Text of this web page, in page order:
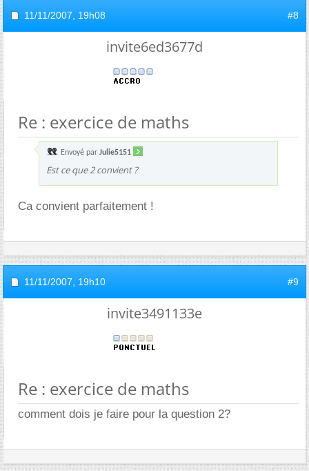
11/11/2007, 19h08 #8
invite6ed3677d
Re : exercice de maths
Envoyé par Julie5151
Est ce que 2 convient ?
Ca convient parfaitement !
11/11/2007, 19h10 #9
invite3491133e
Re : exercice de maths
comment dois je faire pour la question 2?